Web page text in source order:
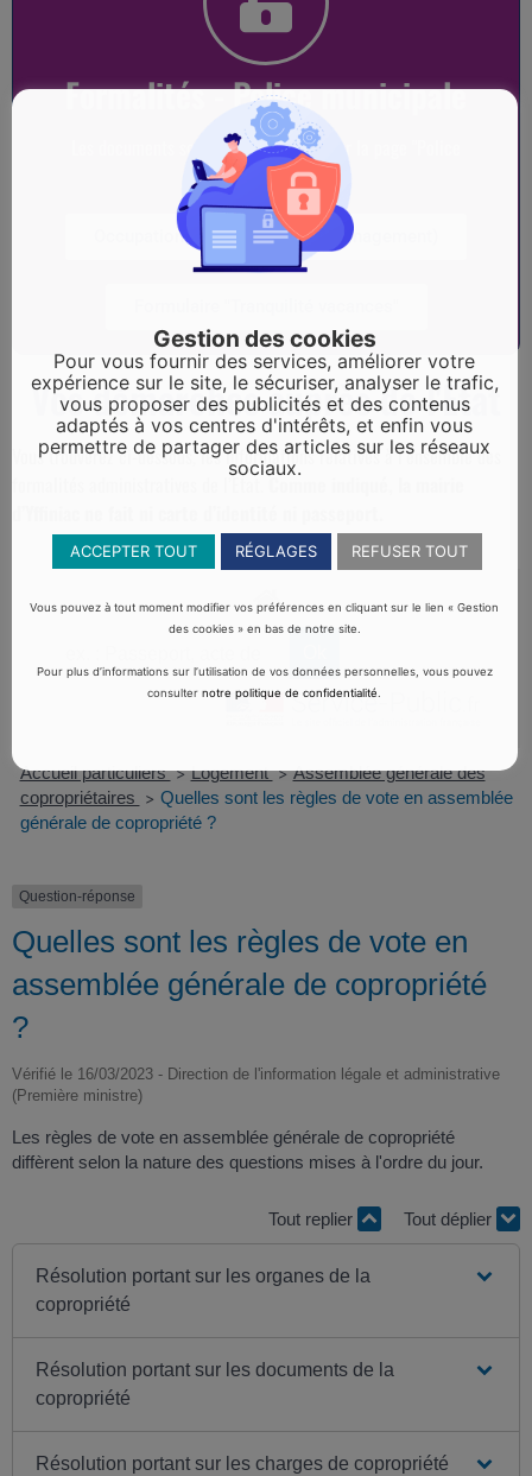
Formalités - Police municipale
Les documents sont téléchargeables sur la page "Police
municipale"
Occupation espace public (déménagement)
Vos démarches auprès de l'Etat
Vous trouverez ci-dessous, les informations relatives à l’ensemble des
formalités administratives de l’Etat.Comme indiqué, la mairie
Accueil particuliers> Logement> Assemblée générale des
copropriétaires
> Quelles sont les règles de vote en assemblée
générale de copropriété ?
Question-réponse
Quelles sont les règles de vote en
assemblée générale de copropriété
?
Vérifié le 16/03/2023 - Direction de l'information légale et administrative
(Première ministre)
Les règles de vote en assemblée générale de copropriété
diffèrent selon la nature des questions mises à l'ordre du jour.
Tout replier Tout déplier
Résolution portant sur les organes de la
copropriété
Résolution portant sur les documents de la
copropriété
Résolution portant sur les charges de copropriété
Gestion des cookies
Pour vous fournir des services, améliorer votre
expérience sur le site, le sécuriser, analyser le trafic,
vous proposer des publicités et des contenus
adaptés à vos centres d'intérêts, et enfin vous
permettre de partager des articles sur les réseaux
sociaux.
ACCEPTER TOUT RÉGLAGES REFUSER TOUT
Vous pouvez à tout moment modifier vos préférences en cliquant sur le lien « Gestion
des cookies » en bas de notre site.
Pour plus d’informations sur l’utilisation de vos données personnelles, vous pouvez
consulternotre politique de confidentialité